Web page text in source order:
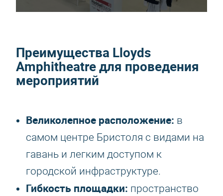
Преимущества Lloyds
Amphitheatre для проведения
мероприятий
Великолепное расположение: в
самом центре Бристоля с видами на
гавань и легким доступом к
городской инфраструктуре.
Гибкость площадки: пространство